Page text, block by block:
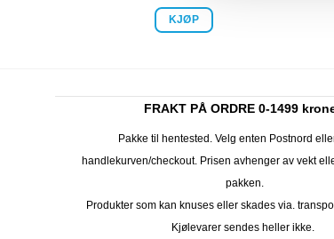
KJØP
FRAKT PÅ ORDRE 0-1499
Pakke til hentested. Velg enten Postnord
handlekurven/checkout. Prisen avhenger av vekt
pakken.
Produkter som kan knuses eller skades via.
Kjølevarer sendes heller ikke.